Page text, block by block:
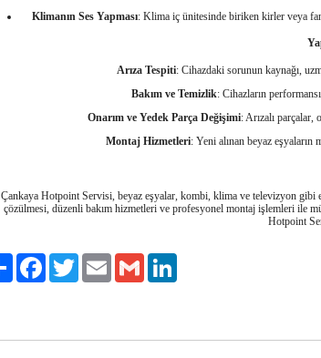
Klimanın Ses Yapması: Klima iç ünitesinde biriken kirler veya
Arıza Tespiti: Cihazdaki sorunun kaynağı,
Bakım ve Temizlik: Cihazların
Onarım ve Yedek Parça Değişimi: Arızalı
Montaj Hizmetleri: Yeni alınan beyaz
Çankaya Hotpoint Servisi, beyaz eşyalar, kombi, klima ve televizyon gibi
çözülmesi, düzenli bakım hizmetleri ve profesyonel montaj işlemleri ile
Hotpoint
Paylaş FacebookTwitter Email Gmail